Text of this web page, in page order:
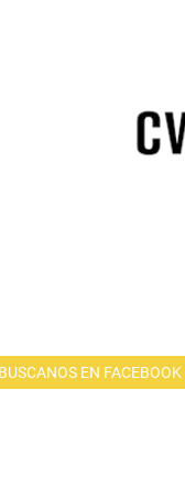
BUSCANOS EN FACEBOOK